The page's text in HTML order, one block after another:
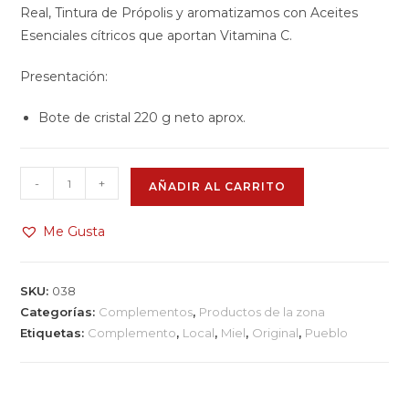
Real, Tintura de Própolis y aromatizamos con Aceites
Esenciales cítricos que aportan Vitamina C.
Presentación:
Bote de cristal 220 g neto aprox.
- + AÑADIR AL CARRITO
Me Gusta
SKU: 038
Categorías: Complementos, Productos de la zona
Etiquetas: Complemento, Local, Miel, Original, Pueblo